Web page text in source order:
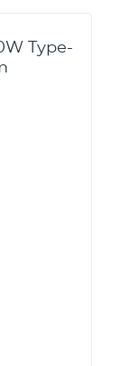
Type-